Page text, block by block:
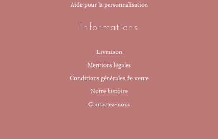
Aide pour la personnalisation
Informations
Livraison
Mentions légales
Conditions générales de vente
Notre histoire
Contactez-nous